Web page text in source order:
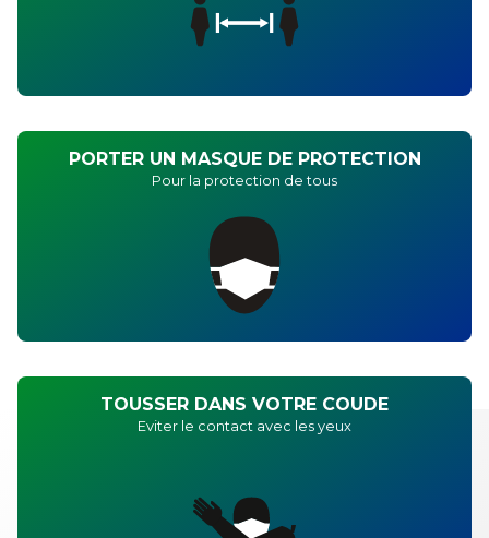
PORTER UN MASQUE DE PROTECTION
Pour la protection de tous
TOUSSER DANS VOTRE COUDE
Eviter le contact avec les yeux